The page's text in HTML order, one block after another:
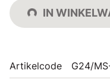
IN
Artikelcode G24/